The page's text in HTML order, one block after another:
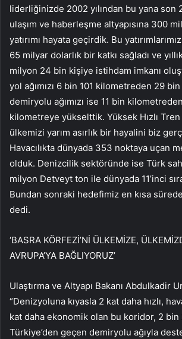
liderliğinizde 2002 yılından bu yana son
ulaşım ve haberleşme altyapısına 300
yatırımı hayata geçirdik. Bu
65 milyar dolarlık bir katkı sağladı ve
milyon 24 bin kişiye istihdam imkanı
yol ağımızı 6 bin 101 kilometreden 29
demiryolu ağımızı ise 11 bin
kilometreye yükselttik. Yüksek Hızlı Tren
ülkemizi yarım asırlık bir hayalini biz
Havacılıkta dünyada 353 noktaya uçan
olduk. Denizcilik sektöründe ise Türk
milyon Detveyt ton ile dünyada 11’inci
Bundan sonraki hedefimiz en kısa
dedi.
‘BASRA KÖRFEZİ’Nİ ÜLKEMİZE,
AVRUPA’YA BAĞLIYORUZ’
Ulaştırma ve Altyapı Bakanı Abdulkadir
“Denizyoluna kıyasla 2 kat daha hızlı,
kat daha ekonomik olan bu koridor, 2
Türkiye’den geçen demiryolu ağıyla